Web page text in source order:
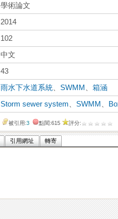
學術論文
2014
102
中文
43
雨水下水道系統 SWMM 、箱涵
Storm sewer system SWMM
被引用:3 點閱:615 評分:
引用網址 轉寄